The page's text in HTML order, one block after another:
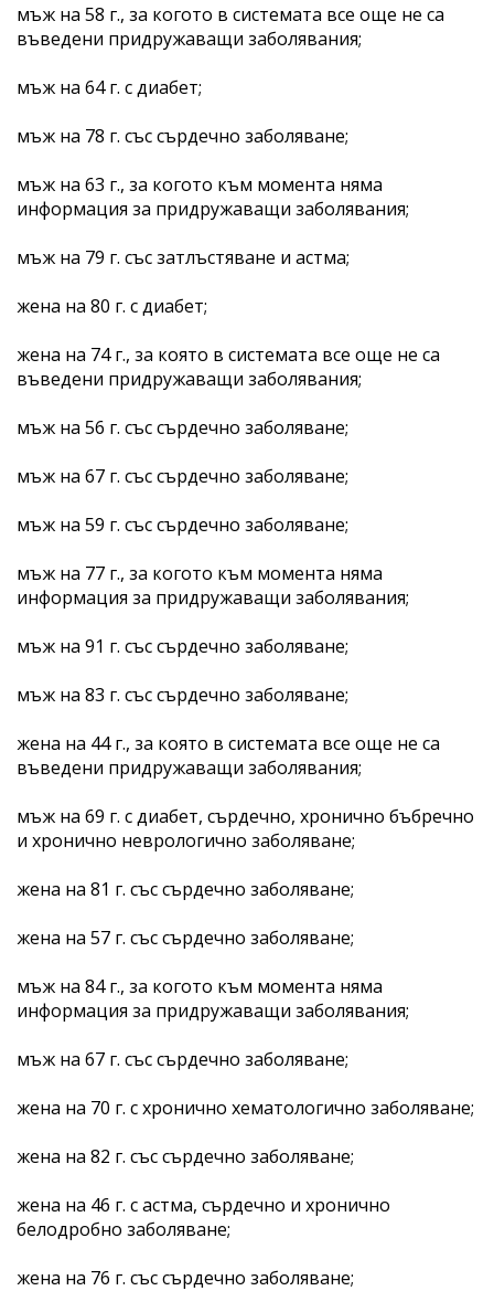
мъж на 58 г., за когото в системата все още не са
въведени придружаващи заболявания;
мъж на 64 г. с диабет;
мъж на 78 г. със сърдечно заболяване;
мъж на 63 г., за когото към момента няма
информация за придружаващи заболявания;
мъж на 79 г. със затлъстяване и астма;
жена на 80 г. с диабет;
жена на 74 г., за която в системата все още не са
въведени придружаващи заболявания;
мъж на 56 г. със сърдечно заболяване;
мъж на 67 г. със сърдечно заболяване;
мъж на 59 г. със сърдечно заболяване;
мъж на 77 г., за когото към момента няма
информация за придружаващи заболявания;
мъж на 91 г. със сърдечно заболяване;
мъж на 83 г. със сърдечно заболяване;
жена на 44 г., за която в системата все още не са
въведени придружаващи заболявания;
мъж на 69 г. с диабет, сърдечно, хронично бъбречно
и хронично неврологично заболяване;
жена на 81 г. със сърдечно заболяване;
жена на 57 г. със сърдечно заболяване;
мъж на 84 г., за когото към момента няма
информация за придружаващи заболявания;
мъж на 67 г. със сърдечно заболяване;
жена на 70 г. с хронично хематологично заболяване;
жена на 82 г. със сърдечно заболяване;
жена на 46 г. с астма, сърдечно и хронично
белодробно заболяване;
жена на 76 г. със сърдечно заболяване;